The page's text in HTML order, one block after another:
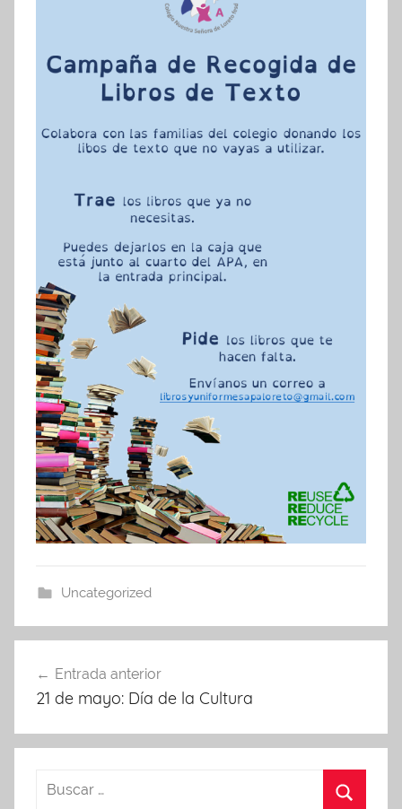
Uncategorized
de
Entrada anterior
21 de mayo: Día de la Cultura